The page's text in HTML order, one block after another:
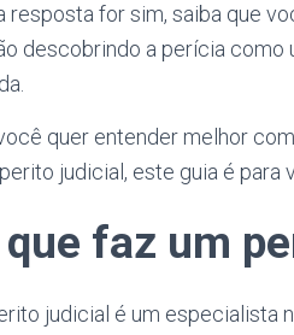
resposta for sim, saiba que
descobrindo a perícia como
quer entender melhor
judicial, este guia é para
que faz um
judicial é um especialista